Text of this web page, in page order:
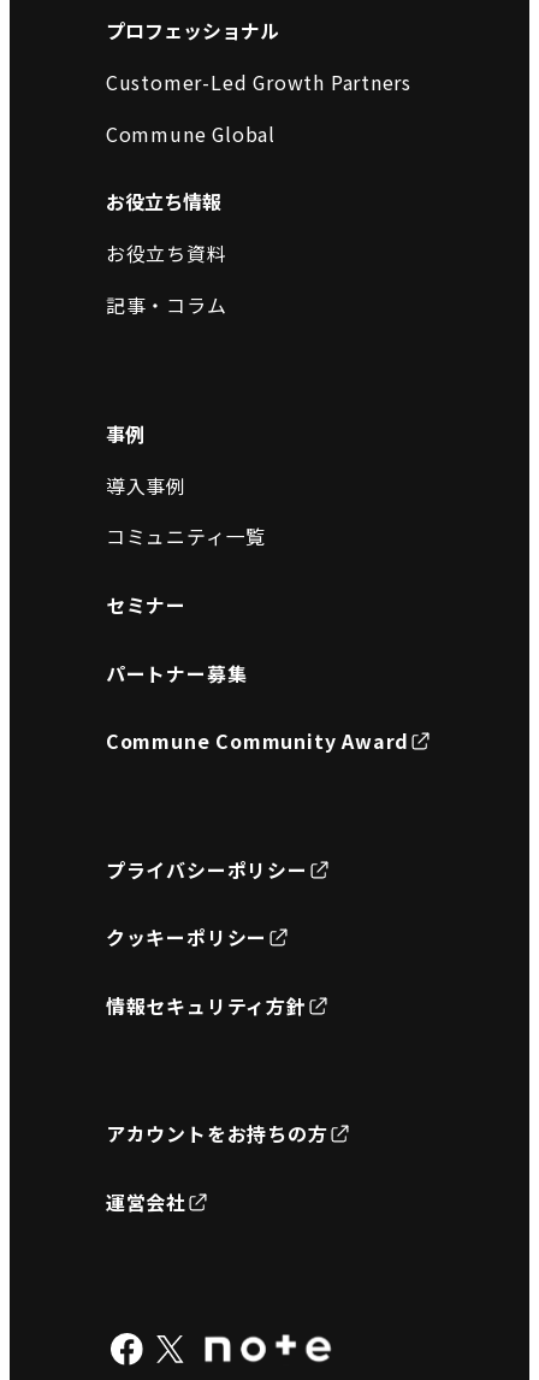
プロフェッショナル
Customer-Led Growth Partners
Commune Global
お役立ち情報
お役立ち資料
記事・コラム
事例
導入事例
コミュニティ一覧
セミナー
パートナー募集
Commune Community Award
プライバシーポリシー
クッキーポリシー
情報セキュリティ方針
アカウントをお持ちの方
運営会社